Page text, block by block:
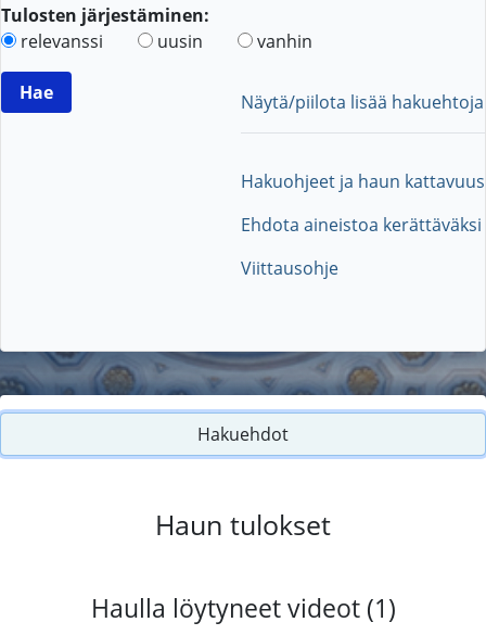
Tulosten järjestäminen:
relevanssi
uusin vanhin
Näytä/piilota lisää hakuehtoja
Hakuohjeet ja haun kattavuus
Ehdota aineistoa kerättäväksi
Viittausohje
Hakuehdot
Haun tulokset
Haulla löytyneet videot (1)